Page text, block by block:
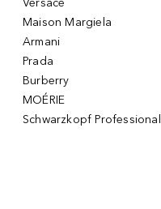
Versace
Maison Margiela
Armani
Prada
Burberry
MOÉRIE
Schwarzkopf Professional